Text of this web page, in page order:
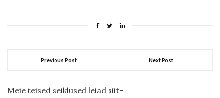
Previous Post Next Post
Meie teised seiklused leiad siit-